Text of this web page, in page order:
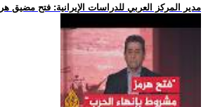
.. مدير المركز العربي للدراسات الإيرانية: فتح مضيق